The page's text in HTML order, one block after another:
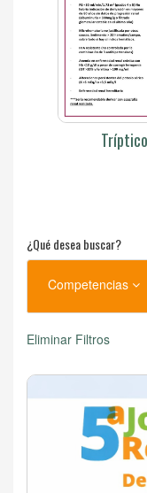
¿Qué desea buscar?
Competencias
Eliminar Filtros